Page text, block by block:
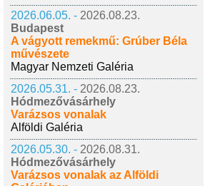
2026.06.05. - 2026.08.23.
Budapest
A vágyott remekmű: Grúber Béla
művészete
Magyar Nemzeti Galéria
2026.05.31. - 2026.08.23.
Hódmezővásárhely
Varázsos vonalak
Alföldi Galéria
2026.05.30. - 2026.08.31.
Hódmezővásárhely
Varázsos vonalak az Alföldi